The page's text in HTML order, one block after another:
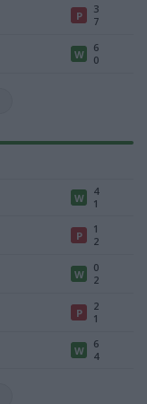
P
3
7
W
6
0
W
4
1
P
1
2
W
0
2
P
2
1
W
6
4